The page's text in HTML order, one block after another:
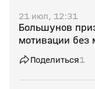
21 июл, 12:31
Большунов
мотивации
Поделиться1